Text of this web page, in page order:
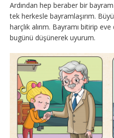
Ardından hep beraber bir
tek herkesle bayramlaşırım.
harçlık alırım. Bayramı bitirip
bugünü düşünerek uyurum.